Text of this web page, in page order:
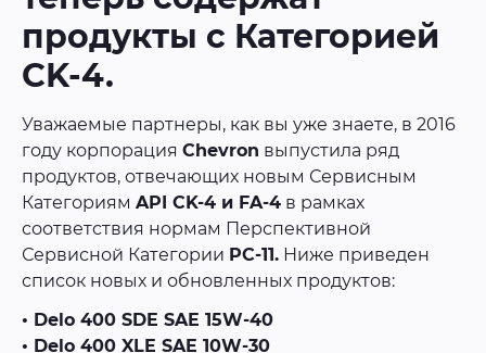
продукты с Категорией
CK-4.
Уважаемые партнеры, как вы уже знаете, в 2016
году корпорация Chevron выпустила ряд
продуктов, отвечающих новым Сервисным
Категориям API CK-4 и FA-4 в рамках
соответствия нормам Перспективной
Сервисной Категории PC-11. Ниже приведен
список новых и обновленных продуктов:
• Delo 400 SDE SAE 15W-40
• Delo 400 XLE SAE 10W-30